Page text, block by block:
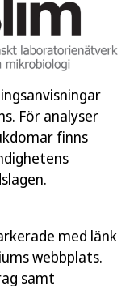
För analyser
finns
med länk
webbplats.
samt